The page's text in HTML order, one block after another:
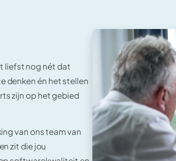
liefst nog nét dat
denken én het stellen
zijn op het gebied
van ons team van
zit die jou